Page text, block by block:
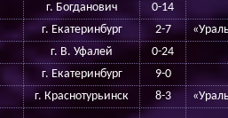
г. Богданович
0-14
г. Екатеринбург 2-7
г. В. Уфалей 0-24
г. Екатеринбург
9-0
г. Краснотурьинск 8-3